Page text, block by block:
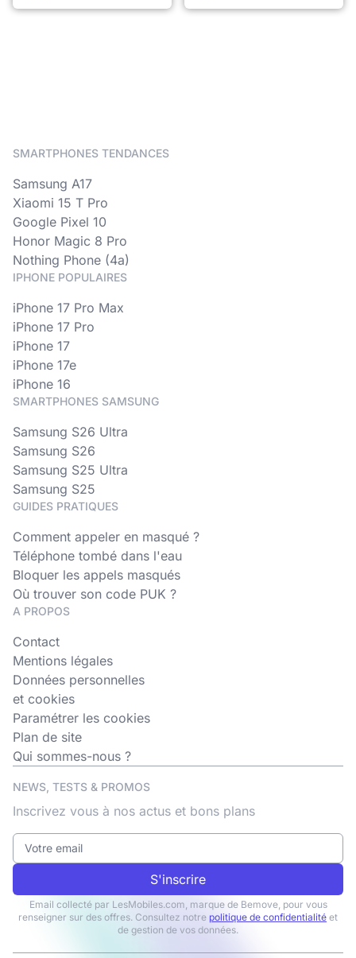
SMARTPHONES TENDANCES
Samsung A17
Xiaomi 15 T Pro
Google Pixel 10
Honor Magic 8 Pro
Nothing Phone (4a)
IPHONE POPULAIRES
iPhone 17 Pro Max
iPhone 17 Pro
iPhone 17
iPhone 17e
iPhone 16
SMARTPHONES SAMSUNG
Samsung S26 Ultra
Samsung S26
Samsung S25 Ultra
Samsung S25
GUIDES PRATIQUES
Comment appeler en masqué ?
Téléphone tombé dans l'eau
Bloquer les appels masqués
Où trouver son code PUK ?
A PROPOS
Contact
Mentions légales
Données personnelles
et cookies
Paramétrer les cookies
Plan de site
Qui sommes-nous ?
NEWS, TESTS & PROMOS
Inscrivez vous à nos actus et bons plans
S'inscrire
Email collecté par LesMobiles.com, marque de Bemove, pour vous
renseigner sur des offres. Consultez notre politique de confidentialité et
de gestion de vos données.